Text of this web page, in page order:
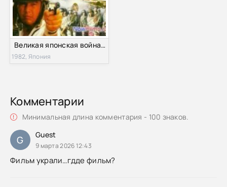
Великая японская война (1982)
1982, Япония
Комментарии
Минимальная длина комментария - 100 знаков.
G Guest
9 марта 2026 12:43
Фильм украли…гдде фильм?